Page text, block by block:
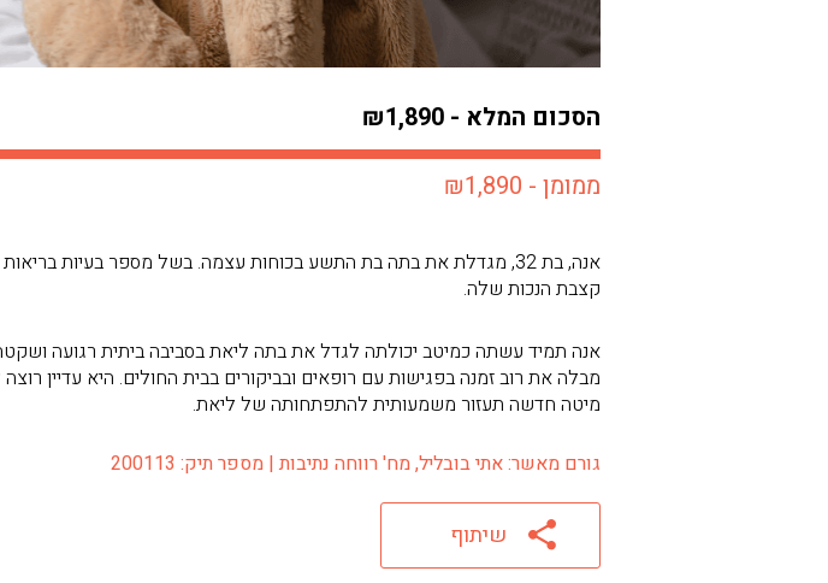
הסכום המלא - ₪1,890
ממומן - ₪1,890
אנה, בת 32, מגדלת את בתה בת התשע בכוחות עצמה. בשל מספר בעיות
קצבת הנכות שלה.
אנה תמיד עשתה כמיטב יכולתה לגדל את בתה ליאת בסביבה ביתית רגועה
מבלה את רוב זמנה בפגישות עם רופאים ובביקורים בבית החולים. היא עדיין
מיטה חדשה תעזור משמעותית להתפתחותה של ליאת.
גורם מאשר: אתי בובליל, מח' רווחה נתיבות | מספר תיק: 200113
שיתוף